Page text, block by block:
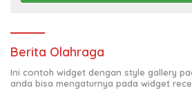
Berita Olahraga
Ini contoh widget dengan style gallery
anda bisa mengaturnya pada widget